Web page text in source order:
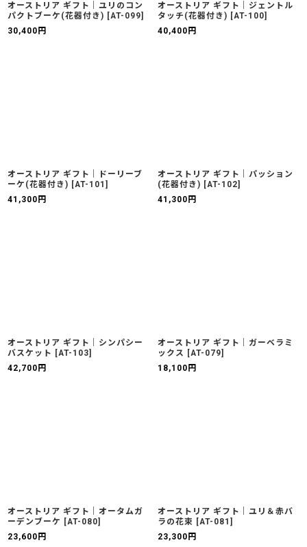
オーストリア ギフト｜ユリのコン
パクトブーケ(花器付き) [AT-099]
30,400 円
オーストリア ギフト｜ジェントル
タッチ(花器付き) [AT-100]
40,400 円
オーストリア ギフト｜ドーリーブ
ーケ(花器付き) [AT-101 ]
41,300 円
オーストリア ギフト｜パッション
(花器付き) [AT-102]
41,300 円
オーストリア ギフト｜シンパシー
バスケット
[AT-103]
42,700 円
オーストリア ギフト｜ガーベラミ
ックス
[AT-079]
18,100 円
オーストリア ギフト｜オータムガ
ーデンブーケ
[AT-080]
23,600 円
オーストリア ギフト｜ユリ＆赤バ
ラの花束 [AT-081 ]
23,300 円